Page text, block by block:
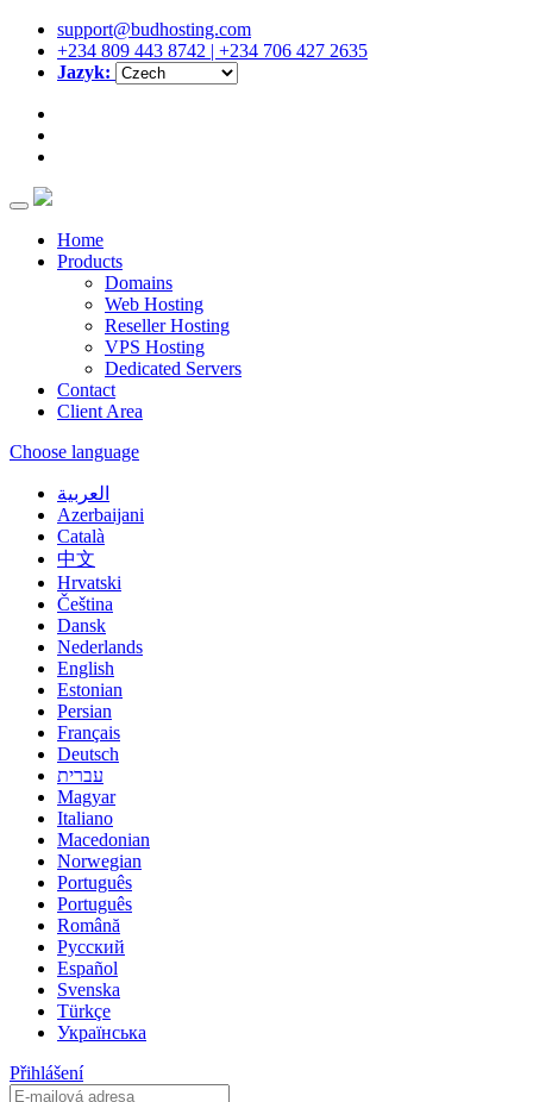
support@budhosting.com
+234 809 443 8742 | +234 706 427 2635
Jazyk:
Home
Products
Domains
Web Hosting
Reseller Hosting
VPS Hosting
Dedicated Servers
Contact
Client Area
Choose language
العربية
Azerbaijani
Català
中文
Hrvatski
Čeština
Dansk
Nederlands
English
Estonian
Persian
Français
Deutsch
עברית
Magyar
Italiano
Macedonian
Norwegian
Português
Português
Română
Русский
Español
Svenska
Türkçe
Українська
Přihlášení